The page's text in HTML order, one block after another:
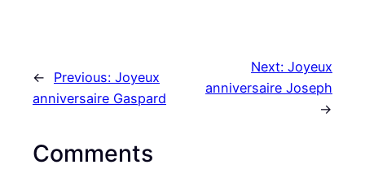
← Previous: Joyeux
anniversaire Gaspard
Next: Joyeux
anniversaire Joseph
→
Comments